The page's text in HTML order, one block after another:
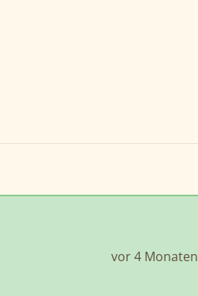
vor 4 Monaten